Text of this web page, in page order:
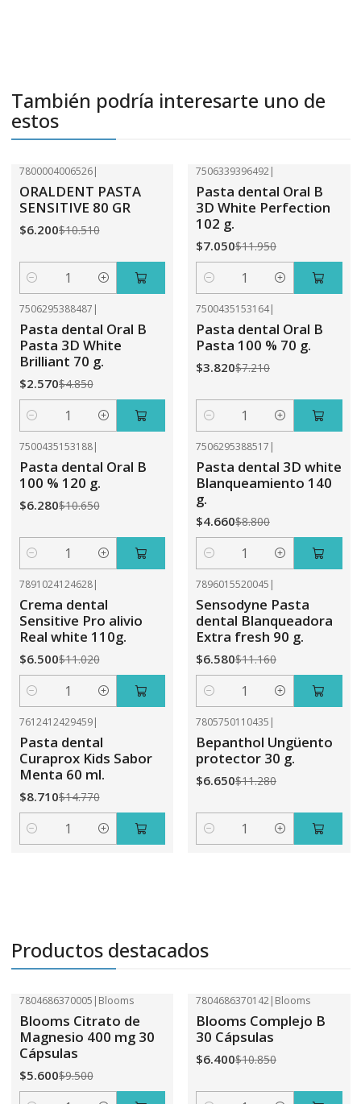
También podría interesarte uno de
estos
7800004006526|
ORALDENT PASTA
SENSITIVE 80 GR
$6.200$10.510
Cantidad
7506339396492|
Pasta dental Oral B
3D White Perfection
102 g.
$7.050$11.950
Cantidad
7506295388487 |
Pasta dental Oral B
Pasta 3D White
Brilliant 70 g.
$2.570$4.850
Cantidad
7500435153164|
Pasta dental Oral B
Pasta 100 % 70 g.
$3.820$7.210
Cantidad
7500435153188|
Pasta dental Oral B
100 % 120 g.
$6.280$10.650
Cantidad
7506295388517 |
Pasta dental 3D white
Blanqueamiento 140
g.
$4.660$8.800
Cantidad
7891024124628|
Crema dental
Sensitive Pro alivio
Real white 110g.
$6.500$11.020
Cantidad
7896015520045 |
Sensodyne Pasta
dental Blanqueadora
Extra fresh 90 g.
$6.580$11.160
Cantidad
7612412429459|
Pasta dental
Curaprox Kids Sabor
Menta 60 ml.
$8.710$14.770
Cantidad
7805750110435 |
Bepanthol Ungüento
protector 30 g.
$6.650$11.280
Cantidad
Productos destacados
7804686370005 | Blooms
Blooms Citrato de
Magnesio 400 mg 30
Cápsulas
$5.600$9.500
7804686370142| Blooms
Blooms Complejo B
30 Cápsulas
$6.400$10.850